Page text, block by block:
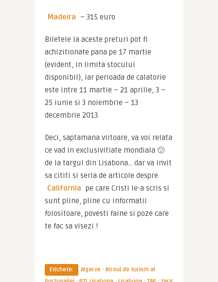
Madeira – 315 euro
Biletele la aceste preturi pot fi
achizitionate pana pe 17 martie
(evident, in limita stocului
disponibil), iar perioada de calatorie
este intre 11 martie – 21 aprilie, 3 –
25 iunie si 3 noiembrie – 13
decembrie 2013.
Deci, saptamana viitoare, va voi relata
ce vad in exclusivitiate mondiala 🙂
de la targul din Lisabona… dar va invit
California pe care Cristi le-a scris si
sunt pline, pline cu informatii
folositoare, povesti faine si poze care
te fac sa visezi !
Etichete: Algarve· Biroul de turism al